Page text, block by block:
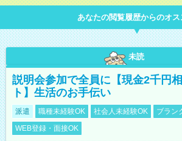
あなたの閲覧履歴からのオス
未読
説明会参加で全員に【現金2千円
ト】生活のお手伝い
派遣 職種未経験OK 社会人未経験OK
ブラン
WEB登録・面接OK